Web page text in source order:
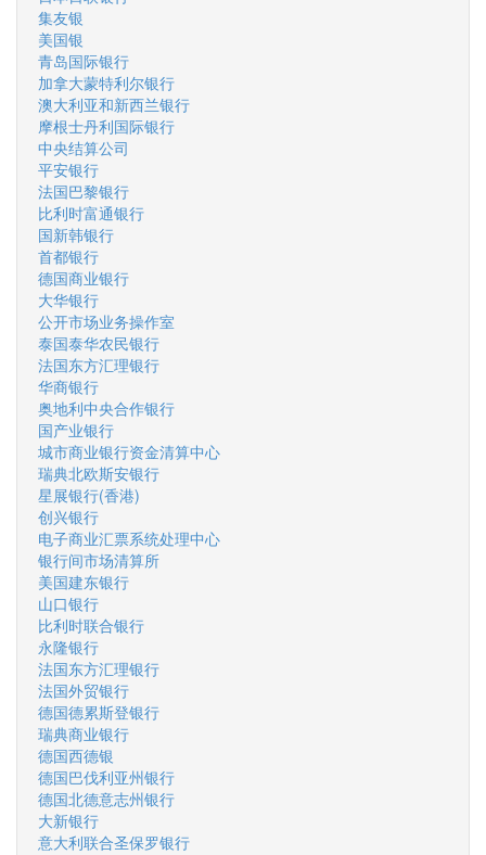
集友银
美国银
青岛国际银行
加拿大蒙特利尔银行
澳大利亚和新西兰银行
摩根士丹利国际银行
中央结算公司
平安银行
法国巴黎银行
比利时富通银行
国新韩银行
首都银行
德国商业银行
大华银行
公开市场业务操作室
泰国泰华农民银行
法国东方汇理银行
华商银行
奥地利中央合作银行
国产业银行
城市商业银行资金清算中心
瑞典北欧斯安银行
星展银行(香港)
创兴银行
电子商业汇票系统处理中心
银行间市场清算所
美国建东银行
山口银行
比利时联合银行
永隆银行
法国东方汇理银行
法国外贸银行
德国德累斯登银行
瑞典商业银行
德国西德银
德国巴伐利亚州银行
德国北德意志州银行
大新银行
意大利联合圣保罗银行